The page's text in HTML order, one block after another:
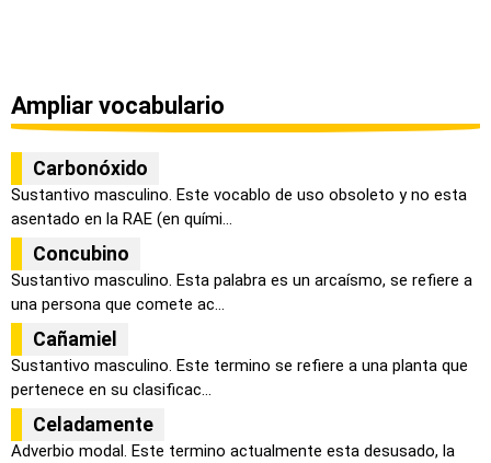
Ampliar vocabulario
Carbonóxido
Sustantivo masculino. Este vocablo de uso obsoleto y no esta
asentado en la RAE (en quími...
Concubino
Sustantivo masculino. Esta palabra es un arcaísmo, se refiere a
una persona que comete ac...
Cañamiel
Sustantivo masculino. Este termino se refiere a una planta que
pertenece en su clasificac...
Celadamente
Adverbio modal. Este termino actualmente esta desusado, la